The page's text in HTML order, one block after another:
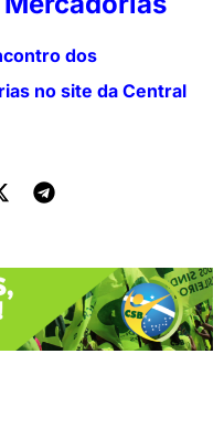
dos
no site da Central